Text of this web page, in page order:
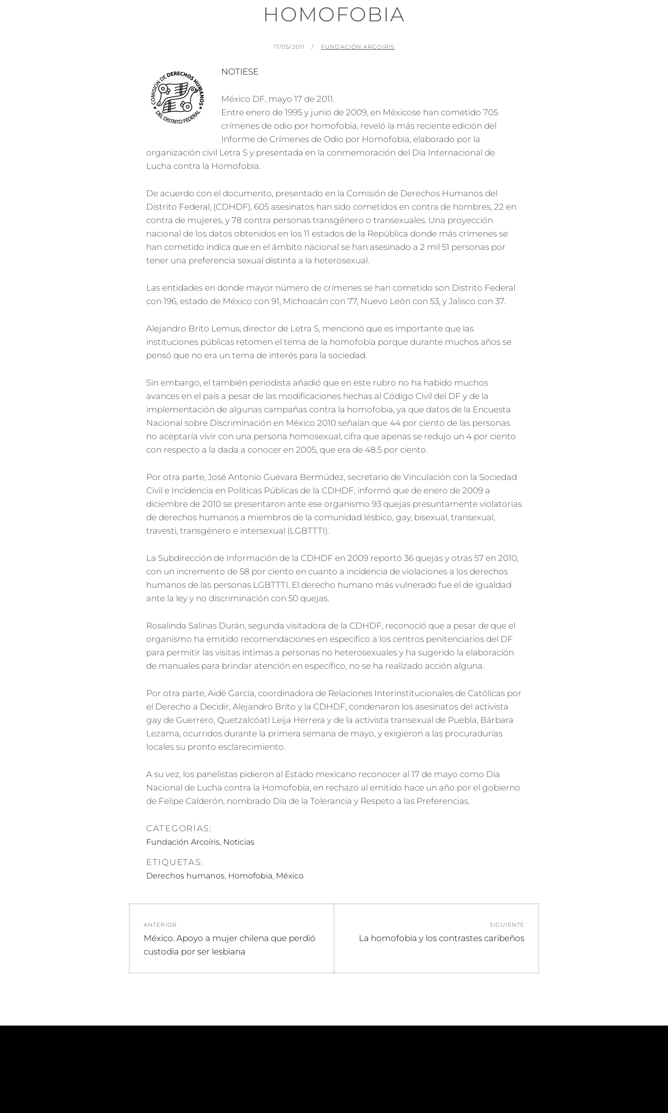
HOMOFOBIA
PUBLICADO
17/05/2011 POR
FUNDACIÓN ARCOIRIS
NOTIESE
México DF, mayo 17 de 2011.
Entre enero de 1995 y junio de 2009, en Méxicose han cometido 705
crímenes de odio por homofobia, reveló la más reciente edición del
Informe de Crímenes de Odio por Homofobia, elaborado por la
organización civil Letra S y presentada en la conmemoración del Día Internacional de
Lucha contra la Homofobia.
De acuerdo con el documento, presentado en la Comisión de Derechos Humanos del
Distrito Federal, (CDHDF), 605 asesinatos han sido cometidos en contra de hombres, 22 en
contra de mujeres, y 78 contra personas transgénero o transexuales. Una proyección
nacional de los datos obtenidos en los 11 estados de la República donde más crímenes se
han cometido indica que en el ámbito nacional se han asesinado a 2 mil 51 personas por
tener una preferencia sexual distinta a la heterosexual.
Las entidades en donde mayor número de crímenes se han cometido son Distrito Federal
con 196, estado de México con 91, Michoacán con 77, Nuevo León con 53, y Jalisco con 37.
Alejandro Brito Lemus, director de Letra S, mencionó que es importante que las
instituciones públicas retomen el tema de la homofobia porque durante muchos años se
pensó que no era un tema de interés para la sociedad.
Sin embargo, el también periodista añadió que en este rubro no ha habido muchos
avances en el país a pesar de las modificaciones hechas al Código Civil del DF y de la
implementación de algunas campañas contra la homofobia, ya que datos de la Encuesta
Nacional sobre Discriminación en México 2010 señalan que 44 por ciento de las personas
no aceptaría vivir con una persona homosexual, cifra que apenas se redujo un 4 por ciento
con respecto a la dada a conocer en 2005, que era de 48.5 por ciento.
Por otra parte, José Antonio Guevara Bermúdez, secretario de Vinculación con la Sociedad
Civil e Incidencia en Políticas Públicas de la CDHDF, informó que de enero de 2009 a
diciembre de 2010 se presentaron ante ese organismo 93 quejas presuntamente violatorias
de derechos humanos a miembros de la comunidad lésbico, gay, bisexual, transexual,
travesti, transgénero e intersexual (LGBTTTI).
La Subdirección de Información de la CDHDF en 2009 reportó 36 quejas y otras 57 en 2010,
con un incremento de 58 por ciento en cuanto a incidencia de violaciones a los derechos
humanos de las personas LGBTTTI. El derecho humano más vulnerado fue el de igualdad
ante la ley y no discriminación con 50 quejas.
Rosalinda Salinas Durán, segunda visitadora de la CDHDF, reconoció que a pesar de que el
organismo ha emitido recomendaciones en específico a los centros penitenciarios del DF
para permitir las visitas íntimas a personas no heterosexuales y ha sugerido la elaboración
de manuales para brindar atención en específico, no se ha realizado acción alguna.
Por otra parte, Aidé García, coordinadora de Relaciones Interinstitucionales de Católicas por
el Derecho a Decidir, Alejandro Brito y la CDHDF, condenaron los asesinatos del activista
gay de Guerrero, Quetzalcóatl Leija Herrera y de la activista transexual de Puebla, Bárbara
Lezama, ocurridos durante la primera semana de mayo, y exigieron a las procuradurías
locales su pronto esclarecimiento.
A su vez, los panelistas pidieron al Estado mexicano reconocer al 17 de mayo como Día
Nacional de Lucha contra la Homofobia, en rechazo al emitido hace un año por el gobierno
de Felipe Calderón, nombrado Día de la Tolerancia y Respeto a las Preferencias.
CATEGORÍAS:
Fundación Arcoíris, Noticias
ETIQUETAS:
Derechos humanos, Homofobia, México
de
entradas
ANTERIOR
Entrada
anterior:
México. Apoyo a mujer chilena que perdió
custodia por ser lesbiana
SIGUIENTE
Entrada
La homofobia y los contrastes caribeños